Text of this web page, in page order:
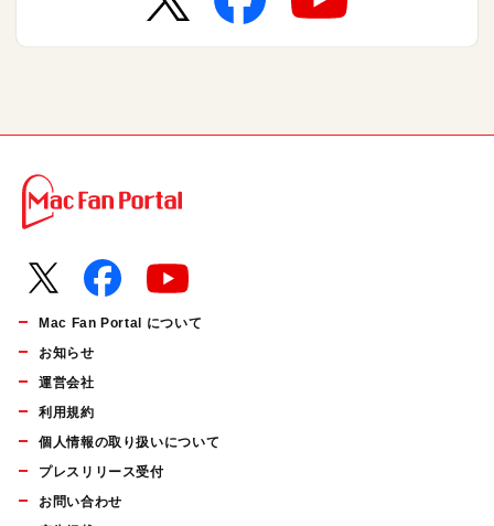
Mac Fan Portal について
お知らせ
運営会社
利用規約
個人情報の取り扱いについて
プレスリリース受付
お問い合わせ